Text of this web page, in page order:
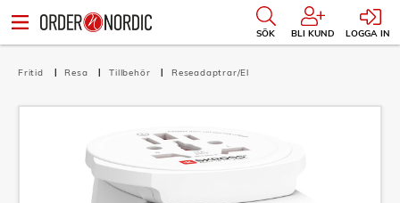
SÖK BLI KUND LOGGA IN
Fritid Resa Tillbehör Reseadaptrar/El